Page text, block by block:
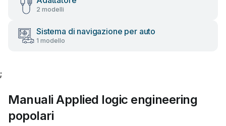
2 modelli
Sistema di navigazione per auto
1 modello
;
Manuali Applied logic engineering
popolari